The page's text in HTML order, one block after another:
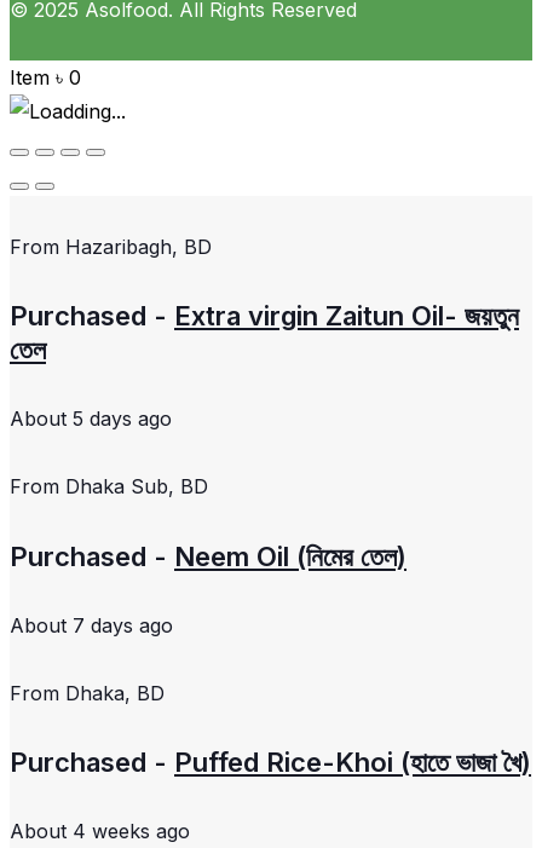
© 2025 Asolfood. All Rights Reserved
Item ৳ 0
From Hazaribagh, BD
Purchased - Extra virgin Zaitun Oil- জয়তুন
তেল
About 5 days ago
From Dhaka Sub, BD
Purchased - Neem Oil (নিমের তেল)
About 7 days ago
From Dhaka, BD
Purchased - Puffed Rice-Khoi (হাতে ভাজা খৈ)
About 4 weeks ago